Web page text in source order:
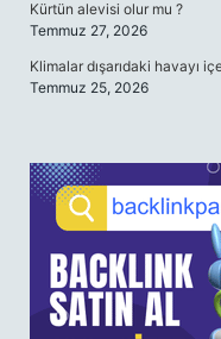
Kürtün alevisi olur mu ?
Temmuz 27, 2026
Klimalar dışarıdaki havayı
Temmuz 25, 2026